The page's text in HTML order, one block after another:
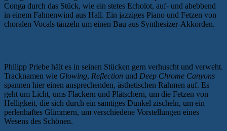
Conga durch das Stück, wie ein stetes Echolot, auf- und abebbend
in einem Fahnenwind aus Hall. Ein jazziges Piano und Fetzen von
choralen Vocals tänzeln um einen Bau aus Synthesizer-Akkorden.
Philipp Priebe hält es in seinen Stücken gern verhuscht und verweht.
Tracknamen wie Glowing, Reflection und Deep Chrome Canyons
spannen hier einen ansprechenden, ästhetischen Rahmen auf. Es
geht um Licht, ums Flackern und Plätschern, um die Fetzen von
Helligkeit, die sich durch ein samtiges Dunkel zischeln, um ein
perlenhaftes Glimmern, um verschiedene Vorstellungen eines
Wesens des Schönen.